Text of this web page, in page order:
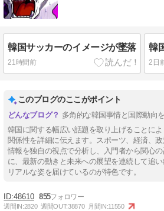
韓国サッカーのイメージが墜落
21時間前 2日
このブログのここがポイント
多角的な韓国事情と国際動向
韓国に関する幅広い話題を取り上げることに
関係性を詳細に伝えます。スポーツ、経済、
情報を独自の視点で分析し、入門者から関心
に、最新の動きと未来への展望を連続して追
リアルな姿を届けているのが特色です。
48610 855
週間IN:2820 週間OUT:38870 月間IN:11550